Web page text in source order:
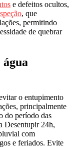
e defeitos ocultos,
, que
permitindo
de quebrar
água
o entupimento
principalmente
do período das
Desentupir 24h,
com
e feriados. Evite